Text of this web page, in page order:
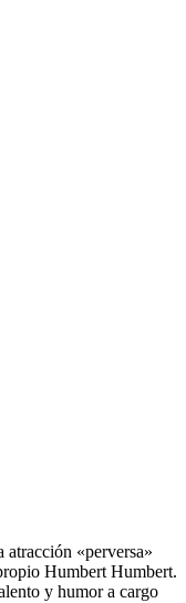
«perversa»
Humbert Humbert.
y humor a cargo